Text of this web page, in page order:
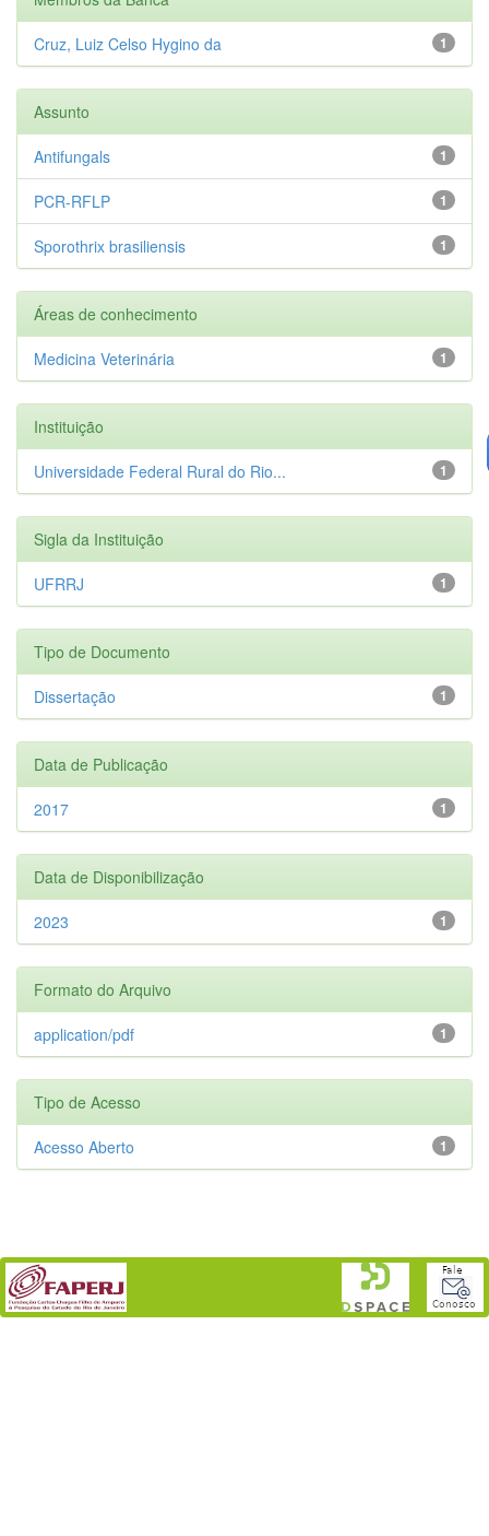
1
Cruz, Luiz Celso Hygino da
Assunto
1
Antifungals
1
PCR-RFLP
1
Sporothrix brasiliensis
Áreas de conhecimento
1
Medicina Veterinária
Instituição
1
Universidade Federal Rural do Rio...
Sigla da Instituição
1
UFRRJ
Tipo de Documento
1
Dissertação
Data de Publicação
1
2017
Data de Disponibilização
1
2023
Formato do Arquivo
1
application/pdf
Tipo de Acesso
1
Acesso Aberto